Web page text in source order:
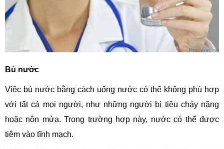
Bù nước
Việc bù nước bằng cách uống nước có thể không phù hợp
với tất cả mọi người, như những người bị tiêu chảy nặng
hoặc nôn mửa. Trong trường hợp này, nước có thể được
tiêm vào tĩnh mạch.